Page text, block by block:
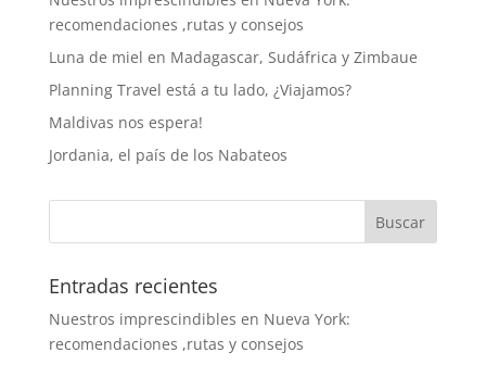
recomendaciones ,rutas y consejos
Luna de miel en Madagascar, Sudáfrica y Zimbaue
Planning Travel está a tu lado, ¿Viajamos?
Maldivas nos espera!
Jordania, el país de los Nabateos
Entradas recientes
Nuestros imprescindibles en Nueva York:
recomendaciones ,rutas y consejos